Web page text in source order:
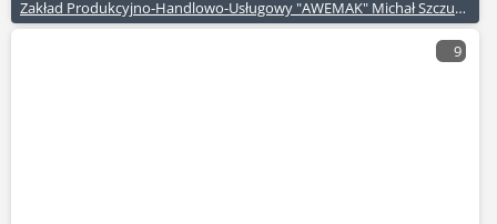
Zakład Produkcyjno-Handlowo-Usługowy "AWEMAK" Michał Szczuraszek
9